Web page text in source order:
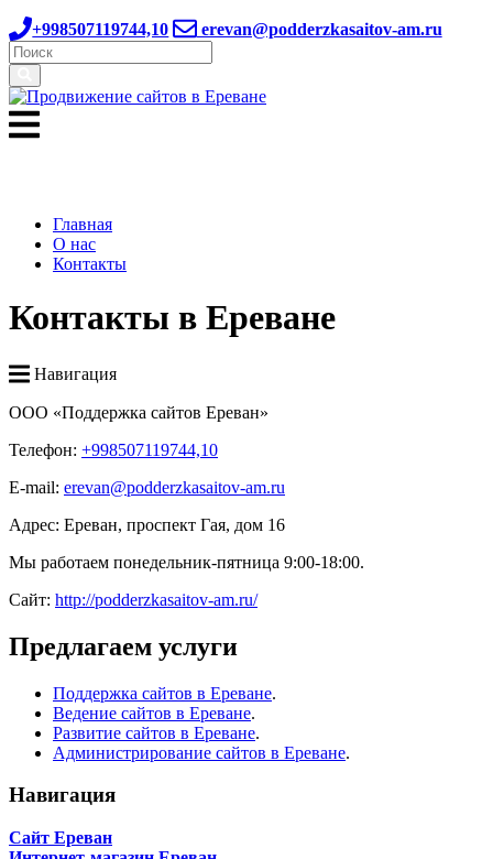
+998507119744,10 erevan@podderzkasaitov-am.ru
Главная
О нас
Контакты
Контакты в Ереване
Навигация
ООО «Поддержка сайтов Ереван»
Телефон: +998507119744,10
E-mail: erevan@podderzkasaitov-am.ru
Адрес: Ереван, проспект Гая, дом 16
Мы работаем понедельник-пятница 9:00-18:00.
Сайт: http://podderzkasaitov-am.ru/
Предлагаем услуги
Поддержка сайтов в Ереване.
Ведение сайтов в Ереване.
Развитие сайтов в Ереване.
Администрирование сайтов в Ереване.
Навигация
Сайт Ереван